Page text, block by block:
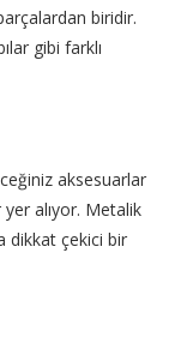
biridir.
gibi farklı
aksesuarlar
alıyor. Metalik
dikkat çekici bir